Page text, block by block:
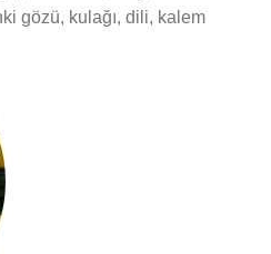
gözü, kulağı, dili, kalem